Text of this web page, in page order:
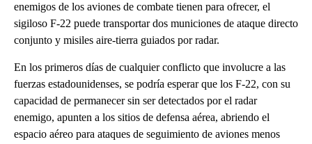
enemigos de los aviones de combate tienen para ofrecer, el
sigiloso F-22 puede transportar dos municiones de ataque directo
conjunto y misiles aire-tierra guiados por radar.
En los primeros días de cualquier conflicto que involucre a las
fuerzas estadounidenses, se podría esperar que los F-22, con su
capacidad de permanecer sin ser detectados por el radar
enemigo, apunten a los sitios de defensa aérea, abriendo el
espacio aéreo para ataques de seguimiento de aviones menos